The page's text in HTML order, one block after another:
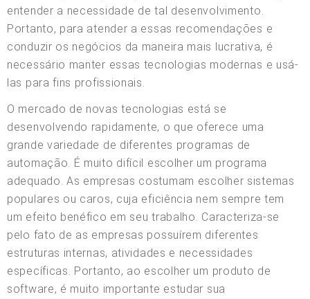
entender a necessidade de tal desenvolvimento.
Portanto, para atender a essas recomendações e
conduzir os negócios da maneira mais lucrativa, é
necessário manter essas tecnologias modernas e usá-
las para fins profissionais.
O mercado de novas tecnologias está se
desenvolvendo rapidamente, o que oferece uma
grande variedade de diferentes programas de
automação. É muito difícil escolher um programa
adequado. As empresas costumam escolher sistemas
populares ou caros, cuja eficiência nem sempre tem
um efeito benéfico em seu trabalho. Caracteriza-se
pelo fato de as empresas possuírem diferentes
estruturas internas, atividades e necessidades
específicas. Portanto, ao escolher um produto de
software, é muito importante estudar sua